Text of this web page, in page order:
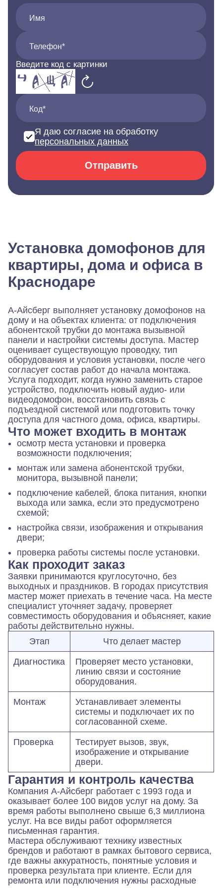
Имя
Телефон*
Введите код с картинки
Код*
Я даю согласие на обработку
персональных данных
Отправить
Установка домофонов для
квартиры, дома и офиса в
Краснодаре
А-Айсберг выполняет установку домофонов на
дому и на объектах клиента: от подключения
абонентской трубки до монтажа вызывной
панели и настройки системы доступа. Мастер
оценивает существующую проводку, тип
оборудования и условия установки, после чего
согласует состав работ до начала монтажа.
Услуга подходит, когда нужно заменить старое
устройство, подключить новый аудио- или
видеодомофон, восстановить связь с
подъездной системой или подготовить точку
доступа для частного дома, офиса, квартиры.
Что может входить в монтаж
осмотр места установки и проверка
возможности подключения;
монтаж или замена абонентской трубки,
монитора, вызывной панели;
подключение кабелей, блока питания, кнопки
выхода или замка, если это предусмотрено
схемой;
настройка связи, изображения и открывания
двери;
проверка работы системы после установки.
Как проходит заказ
Заявки принимаются круглосуточно, без
выходных и праздников. В городах присутствия
мастер может приехать в течение часа. На месте
специалист уточняет задачу, проверяет
совместимость оборудования и объясняет, какие
работы действительно нужны.
Этап
Что делает мастер
Диагностика
Проверяет место установки,
линию связи и состояние
оборудования.
Монтаж
Устанавливает элементы
системы и подключает их по
согласованной схеме.
Проверка
Тестирует вызов, звук,
изображение и открывание
двери.
Гарантия и контроль качества
Компания А-Айсберг работает с 1993 года и
оказывает более 100 видов услуг на дому. За
время работы выполнено свыше 6,3 миллиона
услуг. На все виды работ оформляется
письменная гарантия.
Мастера обслуживают технику известных
брендов и работают в рамках бытового сервиса,
где важны аккуратность, понятные условия и
проверка результата при клиенте. Если для
ремонта или подключения нужны расходные